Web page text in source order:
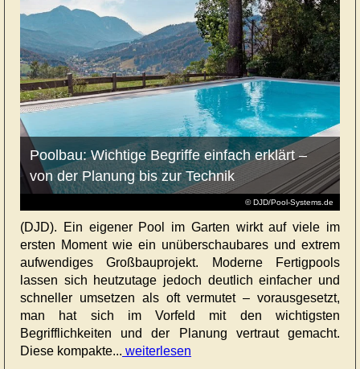
© DJD/Pool-Systems.de
Poolbau: Wichtige Begriffe einfach erklärt –
von der Planung bis zur Technik
(DJD). Ein eigener Pool im Garten wirkt auf viele im
ersten Moment wie ein unüberschaubares und extrem
aufwendiges Großbauprojekt. Moderne Fertigpools
lassen sich heutzutage jedoch deutlich einfacher und
schneller umsetzen als oft vermutet – vorausgesetzt,
man hat sich im Vorfeld mit den wichtigsten
Begrifflichkeiten und der Planung vertraut gemacht.
Diese kompakte... weiterlesen